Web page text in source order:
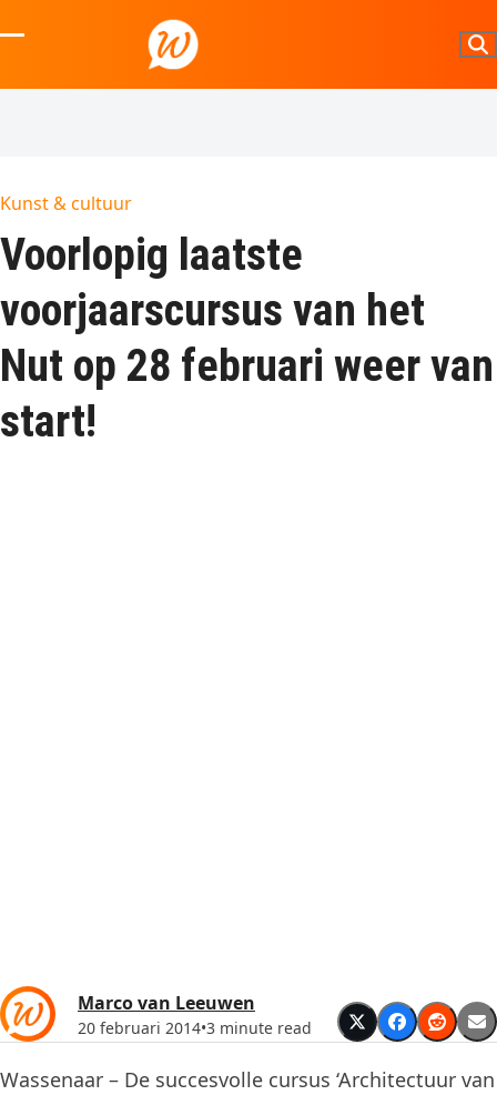
to
mobile
mobile
Kunst & cultuur
Voorlopig laatste
voorjaarscursus van het
Nut op 28 februari weer van
start!
Marco van Leeuwen
20 februari 2014•3 minute read
Wassenaar – De succesvolle cursus ‘Architectuur van